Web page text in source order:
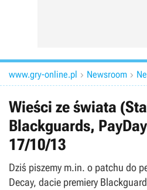
www.gry-online.pl  Newsroom 
Wieści ze świata
Blackguards,
17/10/13
Dziś piszemy m.in. o patchu do
Decay, dacie premiery